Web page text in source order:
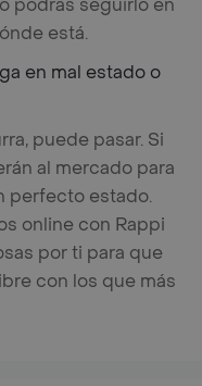
podrás seguirlo en
está.
en mal estado o
puede pasar. Si
al mercado para
perfecto estado.
online con Rappi
por ti para que
con los que más